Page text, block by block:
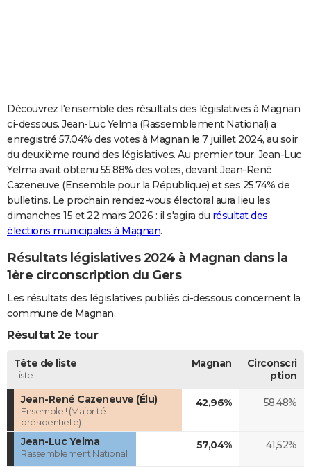
Carte de Noël
Carte Bonne année
Carte Saint-Valentin
Carte Pâques
Carte d'anniversaire
DICTIONNAIRE
Dictionnaire
Biographies
Citations
Expressions
Proverbes
PROGRAMME TV
COPAINS D'AVANT
S'inscrire
Se connecter
Lycées
Collèges
Primaires
Universités
Entreprises
Service militaire
Avis de recherche
AVIS DE DÉCÈS
Découvrez l'ensemble des résultats des législatives à Magnan
ci-dessous. Jean-Luc Yelma (Rassemblement National) a
enregistré 57.04% des votes à Magnan le 7 juillet 2024, au soir
du deuxième round des législatives. Au premier tour, Jean-Luc
Yelma avait obtenu 55.88% des votes, devant Jean-René
Cazeneuve (Ensemble pour la République) et ses 25.74% de
bulletins. Le prochain rendez-vous électoral aura lieu les
dimanches 15 et 22 mars 2026 : il s'agira du résultat des
élections municipales à Magnan.
Résultats législatives 2024 à Magnan dans la
1ère circonscription du Gers
Les résultats des législatives publiés ci-dessous concernent la
commune de Magnan.
Résultat 2e tour
Tête de liste
Liste
Magnan
Circonscri
ption
Jean-René Cazeneuve (Élu)
Ensemble ! (Majorité
présidentielle)
42,96% 58,48%
Jean-Luc Yelma
Rassemblement National
57,04% 41,52%